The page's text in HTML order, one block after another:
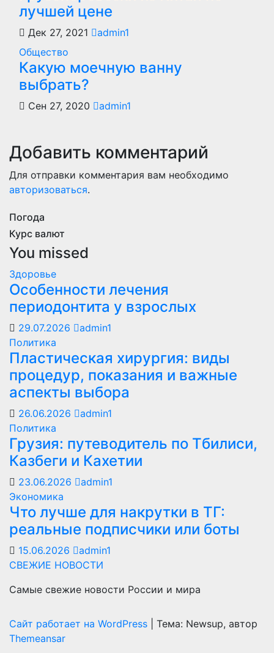
лучшей цене
Дек 27, 2021
admin1
Общество
Какую моечную ванну
выбрать?
Сен 27, 2020 admin1
Добавить комментарий
Для отправки комментария вам необходимо
авторизоваться.
Погода
Курс валют
You missed
Здоровье
Особенности лечения
периодонтита у взрослых
29.07.2026
admin1
Политика
Пластическая хирургия: виды
процедур, показания и важные
аспекты выбора
26.06.2026
admin1
Политика
Грузия: путеводитель по Тбилиси,
Казбеги и Кахетии
23.06.2026
admin1
Экономика
Что лучше для накрутки в ТГ:
реальные подписчики или боты
15.06.2026
admin1
СВЕЖИЕ НОВОСТИ
Самые свежие новости России и мира
Сайт работает на WordPress
Тема: Newsup, автор
Themeansar